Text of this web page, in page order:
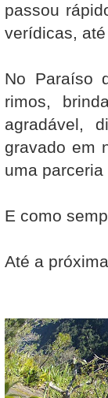
passou
verídicas,
No Paraíso
rimos,
agradável,
gravado em
uma
E como
Até a